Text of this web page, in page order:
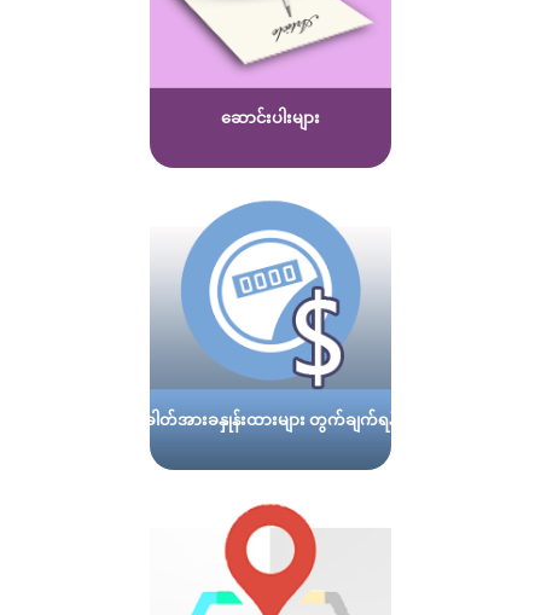
ဆောင်းပါးများ
ဓါတ်အားခနှုန်းထားများ တွက်ချက်ရန်